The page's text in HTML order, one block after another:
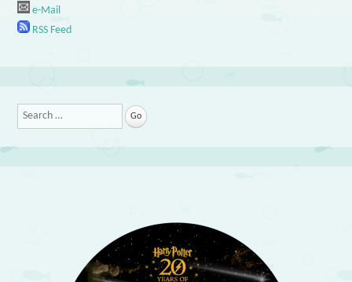
e-Mail
RSS Feed
Search